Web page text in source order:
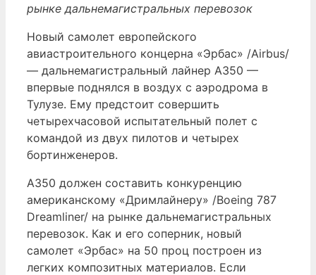
рынке дальнемагистральных перевозок
Новый самолет европейского
авиастроительного концерна «Эрбас» /Airbus/
— дальнемагистральный лайнер А350 —
впервые поднялся в воздух с аэродрома в
Тулузе. Ему предстоит совершить
четырехчасовой испытательный полет с
командой из двух пилотов и четырех
бортинженеров.
А350 должен составить конкуренцию
американскому «Дримлайнеру» /Boeing 787
Dreamliner/ на рынке дальнемагистральных
перевозок. Как и его соперник, новый
самолет «Эрбас» на 50 проц построен из
легких композитных материалов. Если